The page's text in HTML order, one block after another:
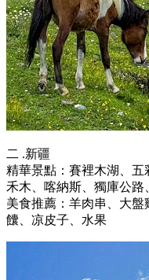
二 .新疆
精華景點：賽裡木湖、五
禾木、喀納斯、獨庫公路
美食推薦：羊肉串、大盤
饢、凉皮子、水果